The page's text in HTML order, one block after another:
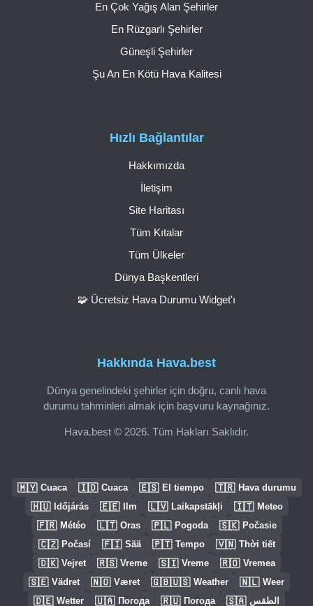
Hakkında Hava.best
Dünya genelindeki şehirler için doğru, canlı hava
durumu tahminleri almak için başvuru kaynağınız.
Hava.best © 2026. Tüm Hakları Saklıdır.
Hızlı Bağlantılar
Hakkımızda
İletişim
Site Haritası
Tüm Kıtalar
Tüm Ülkeler
Dünya Başkentleri
🧩 Ücretsiz Hava Durumu Widget'ı
En Çok Yağış Alan Şehirler
En Rüzgarlı Şehirler
Güneşli Şehirler
Şu An En Kötü Hava Kalitesi
🇲🇾 Cuaca 🇮🇩 Cuaca 🇪🇸 El tiempo 🇹🇷 Hava durumu
🇭🇺 Időjárás 🇪🇪 Ilm 🇱🇻 Laikapstākļi 🇮🇹 Meteo
🇫🇷 Météo 🇱🇹 Oras 🇵🇱 Pogoda 🇸🇰 Počasie
🇨🇿 Počasí 🇫🇮 Sää 🇵🇹 Tempo 🇻🇳 Thời tiết
🇩🇰 Vejret 🇷🇸 Vreme 🇸🇮 Vreme 🇷🇴 Vremea
🇸🇪 Vädret 🇳🇴 Været 🇬🇧🇺🇸 Weather 🇳🇱 Weer
🇩🇪 Wetter 🇺🇦 Погода 🇷🇺 Погода 🇸🇦 الطقس